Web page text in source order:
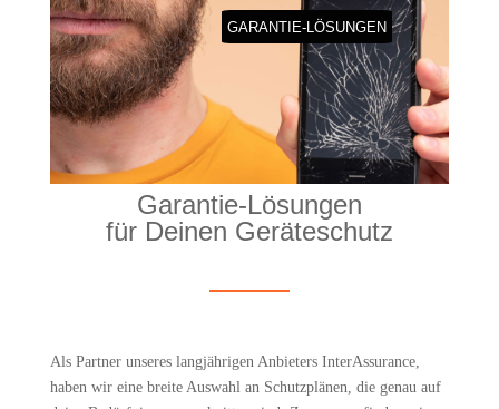
GARAN­TIE-LÖSUN­GEN
Garan­tie-Lösun­gen
für Dei­nen Geräteschutz
Als Part­ner unse­res lang­jäh­ri­gen Anbie­ters Inter­Assu­rance,
haben wir eine brei­te Aus­wahl an Schutz­plä­nen, die genau auf